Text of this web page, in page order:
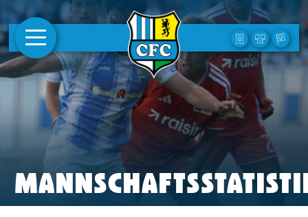
AKTUELLES
1. MANNSCHAFT
FRAUEN
CAMPUS
CLUB